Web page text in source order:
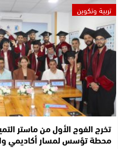
تربية وتكوين
تخرج الفوج الأول من ماستر
محطة تؤسس لمسار أكاديمي